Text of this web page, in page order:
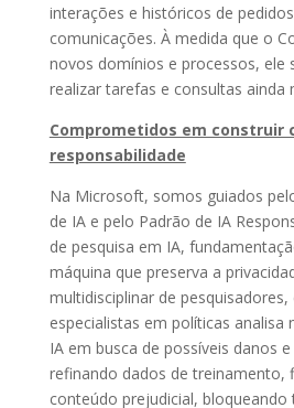
interações e históricos de
comunicações. À medida que o
novos domínios e processos, ele
realizar tarefas e consultas ainda
Comprometidos em construir
responsabilidade
Na Microsoft, somos guiados
de IA e pelo Padrão de IA
de pesquisa em IA,
máquina que preserva a
multidisciplinar de pesquisadores,
especialistas em políticas analisa
IA em busca de possíveis danos
refinando dados de treinamento,
conteúdo prejudicial, bloqueando